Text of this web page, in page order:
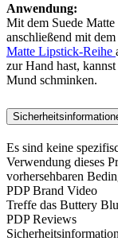
Anwendung:
Mit dem Suede
anschließend mit
Matte Lipstick-Reihe
zur Hand hast,
Mund schminken.
Es sind keine
Verwendung dieses
vorhersehbaren
PDP Brand Video
Treffe das Buttery
PDP Reviews